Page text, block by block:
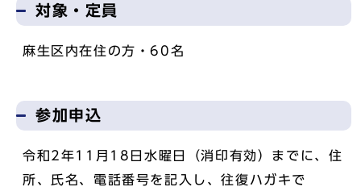
対象・定員
麻生区内在住の方・60名
参加申込
令和2年11月18日水曜日（消印有効）までに、住
所、氏名、電話番号を記入し、往復ハガキで